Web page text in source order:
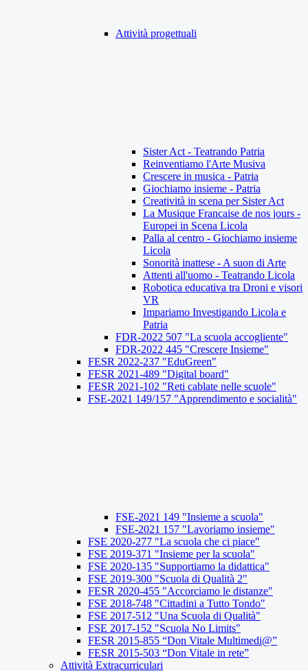
Attività progettuali
Sister Act - Teatrando Patria
Reinventiamo l'Arte Musiva
Crescere in musica - Patria
Giochiamo insieme - Patria
Creatività in scena per Sister Act
La Musique Francaise de nos jours -
Europei in Scena Licola
Palla al centro - Giochiamo insieme
Licola
Sonorità inattese - A suon di Arte
Attenti all'uomo - Teatrando Licola
Robotica educativa tra Droni e visori
VR
Impariamo Investigando Licola e
Patria
FDR-2022 507 "La scuola accogliente"
FDR-2022 445 "Crescere Insieme"
FESR 2022-237 "EduGreen"
FESR 2021-489 "Digital board"
FESR 2021-102 "Reti cablate nelle scuole"
FSE-2021 149/157 "Apprendimento e socialità"
FSE-2021 149 "Insieme a scuola"
FSE-2021 157 "Lavoriamo insieme"
FSE 2020-277 "La scuola che ci piace"
FSE 2019-371 "Insieme per la scuola"
FSE 2020-135 "Supportiamo la didattica"
FSE 2019-300 "Scuola di Qualità 2"
FESR 2020-455 "Accorciamo le distanze"
FSE 2018-748 "Cittadini a Tutto Tondo"
FSE 2017-512 "Una Scuola di Qualità"
FSE 2017-152 "Scuola No Limits"
FESR 2015-855 “Don Vitale Multimedi@”
FESR 2015-503 “Don Vitale in rete”
Attività Extracurriculari